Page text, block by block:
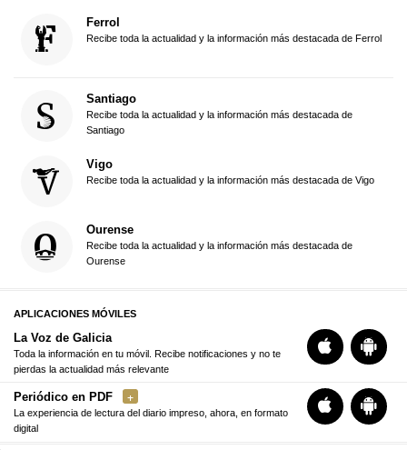
Ferrol
Recibe toda la actualidad y la información más destacada de Ferrol
Santiago
Recibe toda la actualidad y la información más destacada de
Santiago
Vigo
Recibe toda la actualidad y la información más destacada de Vigo
Ourense
Recibe toda la actualidad y la información más destacada de
Ourense
APLICACIONES MÓVILES
La Voz de Galicia
Toda la información en tu móvil. Recibe notificaciones y no te
pierdas la actualidad más relevante
Periódico en PDF
La experiencia de lectura del diario impreso, ahora, en formato
digital